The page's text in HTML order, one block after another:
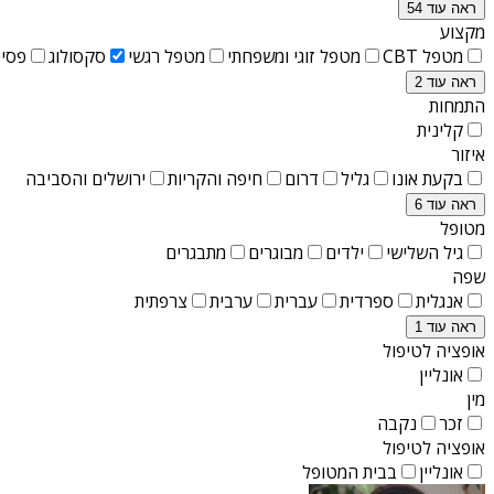
ראה עוד 54
מקצוע
מטפל CBT
מטפל זוגי ומשפחתי מטפל רגשי סקסולוג
ראה עוד 2
התמחות
קלינית
איזור
בקעת אונו
גליל דרום חיפה והקריות ירושלים והסביבה
ראה עוד 6
מטופל
גיל השלישי
ילדים מבוגרים
מתבגרים
שפה
אנגלית
ספרדית עברית ערבית צרפתית
ראה עוד 1
אופציה לטיפול
אונליין
מין
זכר
נקבה
אופציה לטיפול
אונליין
בבית המטופל